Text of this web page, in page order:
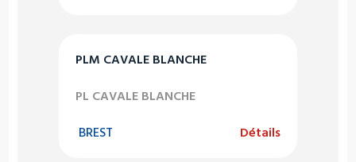
PLM CAVALE BLANCHE
PL CAVALE BLANCHE
BREST Détails